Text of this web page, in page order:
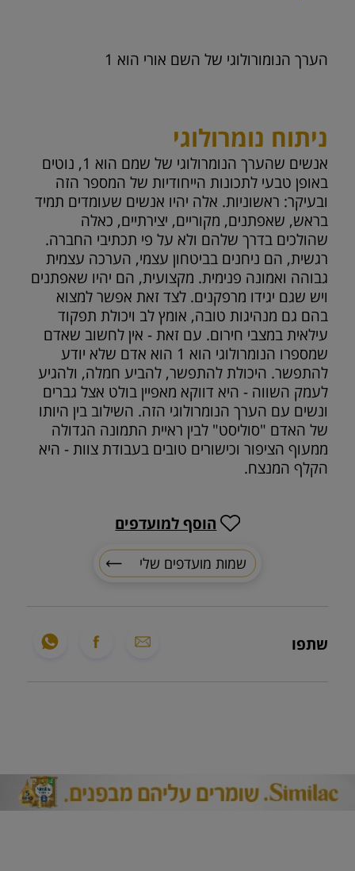
הערך הנומורולוגי של השם אורי הוא 1
ניתוח נומרולוגי
אנשים שהערך הנומרולוגי של שמם הוא 1, נוטים
באופן טבעי לתכונות הייחודיות של המספר הזה
ובעיקר: ראשוניות. אלה יהיו אנשים שעומדים תמיד
בראש, שאפתנים, מקוריים, יצירתיים, כאלה
שהולכים בדרך שלהם ולא על פי תכתיבי החברה.
רגשית, הם ניחנים בביטחון עצמי, הערכה עצמית
גבוהה ואמונה פנימית. מקצועית, הם יהיו שאפתנים
ויש שגם יגידו מרפקנים. לצד זאת אפשר למצוא
בהם גם מנהיגות טובה, אומץ לב ויכולת תפקוד
עילאית במצבי חירום. עם זאת - אין לחשוב שאדם
שמספרו הנומרולוגי הוא 1 הוא אדם שלא יודע
להתפשר. היכולת להתפשר, להביע חמלה, ולהגיע
לעמק השווה - היא דווקא מאפיין בולט אצל גברים
ונשים עם הערך הנומרולוגי הזה. השילוב בין היותו
של האדם "סוליסט" לבין ראיית התמונה הגדולה
ממעוף הציפור וכישורים טובים בעבודת צוות - היא
הקלף המנצח.
שתפו
שמות מועדפים שלי
הוסף למועדפים